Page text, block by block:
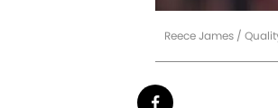
Reece James /